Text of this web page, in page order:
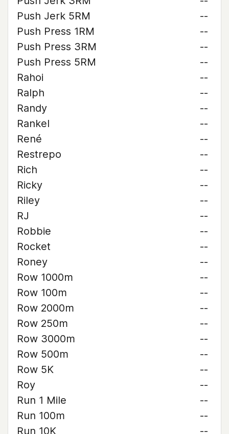
Push Jerk 5RM
--
Push Press 1RM
--
Push Press 3RM
--
Push Press 5RM
--
Rahoi
--
Ralph
--
Randy
--
Rankel
--
René
--
Restrepo
--
Rich
--
Ricky
--
Riley
--
RJ
--
Robbie
--
Rocket
--
Roney
--
Row 1000m
--
Row 100m
--
Row 2000m
--
Row 250m
--
Row 3000m
--
Row 500m
--
Row 5K
--
Roy
--
Run 1 Mile
--
Run 100m
--
Run 10K
--